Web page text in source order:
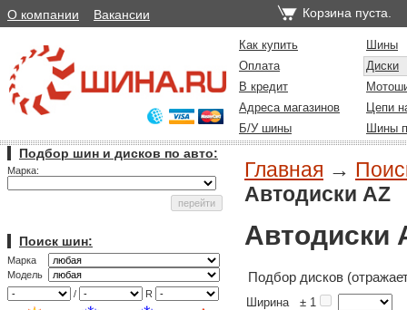
О компании Вакансии Корзина пуста.
Как купить
Шины
Оплата
Диски
В кредит
Адреса магазинов
Цепи
Б/У шины
Шины
Подбор шин и дисков по авто:
Марка:
Поиск шин:
Марка
Модель
/
R
Главная →
Автодиски AZ
Автодиски
Подбор дисков
Ширина
± 1